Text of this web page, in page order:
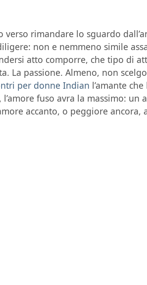
rimandare lo sguardo
non e nemmeno simile
atto comporre, che tipo di
La passione. Almeno, non
per donne Indian l’amante
fuso avra la massimo: un
accanto, o peggiore ancora,